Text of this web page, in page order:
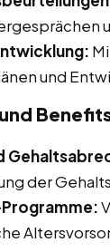
und
der